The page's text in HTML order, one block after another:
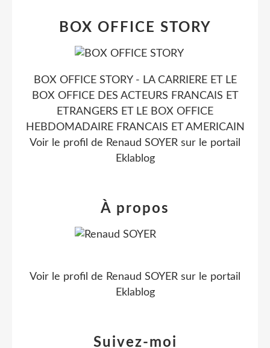
BOX OFFICE STORY
BOX OFFICE STORY - LA CARRIERE ET LE
BOX OFFICE DES ACTEURS FRANCAIS ET
ETRANGERS ET LE BOX OFFICE
HEBDOMADAIRE FRANCAIS ET AMERICAIN
Voir le profil de Renaud SOYER sur le portail
Eklablog
Suivez-moi
À propos
Voir le profil de Renaud SOYER sur le portail
Eklablog